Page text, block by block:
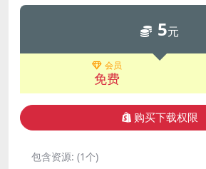
5元
会员
免费
购买下载权限
包含资源: (1个)